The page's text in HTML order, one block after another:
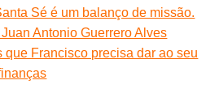
Sé é um balanço de missão.
Antonio Guerrero Alves
que Francisco precisa dar ao seu